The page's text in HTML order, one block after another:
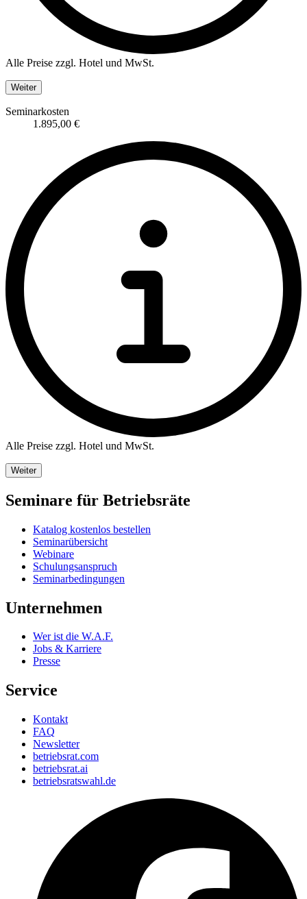
Alle Preise zzgl. Hotel und MwSt.
Weiter
Seminarkosten
1.895,00 €
Alle Preise zzgl. Hotel und MwSt.
Weiter
Seminare für Betriebsräte
Katalog kostenlos bestellen
Seminarübersicht
Webinare
Schulungsanspruch
Seminarbedingungen
Unternehmen
Wer ist die W.A.F.
Jobs & Karriere
Presse
Service
Kontakt
FAQ
Newsletter
betriebsrat.com
betriebsrat.ai
betriebsratswahl.de